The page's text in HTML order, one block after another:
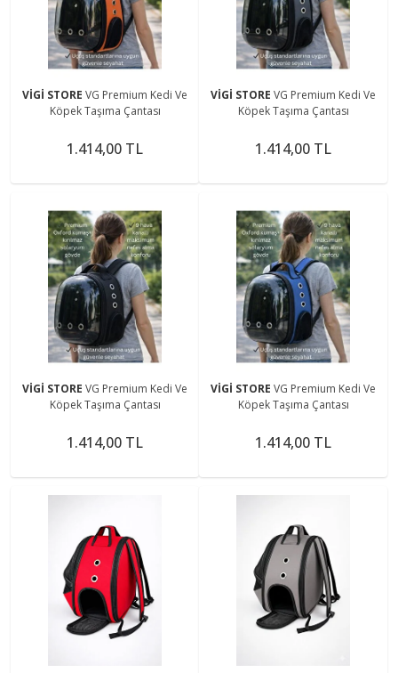
VİGİ STORE VG Premium Kedi Ve
Köpek Taşıma Çantası
1.414,00 TL
VİGİ STORE VG Premium Kedi Ve
Köpek Taşıma Çantası
1.414,00 TL
VİGİ STORE VG Premium Kedi Ve
Köpek Taşıma Çantası
1.414,00 TL
VİGİ STORE VG Premium Kedi Ve
Köpek Taşıma Çantası
1.414,00 TL